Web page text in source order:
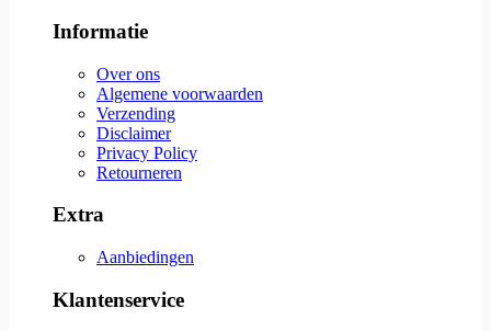
Informatie
Over ons
Algemene voorwaarden
Verzending
Disclaimer
Privacy Policy
Retourneren
Extra
Aanbiedingen
Klantenservice